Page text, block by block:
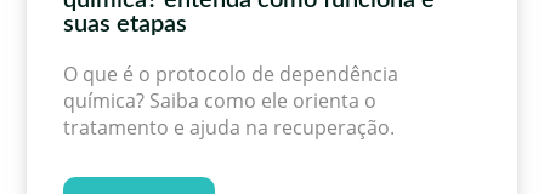
suas etapas
O que é o protocolo de dependência
química? Saiba como ele orienta o
tratamento e ajuda na recuperação.